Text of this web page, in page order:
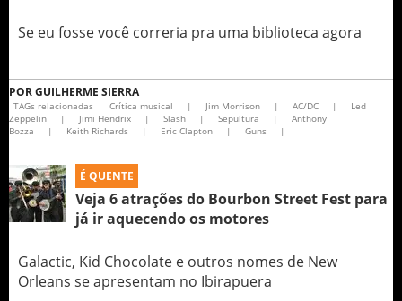
Se eu fosse você correria pra uma biblioteca agora
PORGUILHERME SIERRA
TAGs relacionadas Crítica musical | Jim Morrison | AC/DC |
Led
Zeppelin
| Jimi Hendrix | Slash | Sepultura |
Anthony
Bozza
| Keith Richards | Eric Clapton | Guns |
É QUENTE
Veja 6 atrações do Bourbon Street Fest para
já ir aquecendo os motores
Galactic, Kid Chocolate e outros nomes de New
Orleans se apresentam no Ibirapuera